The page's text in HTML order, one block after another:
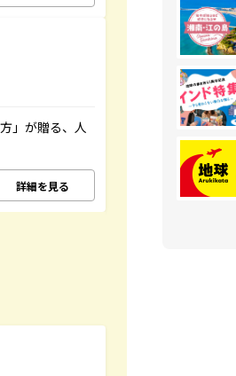
」が贈る、人
詳細を見る